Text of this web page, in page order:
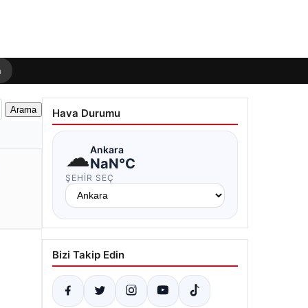
Hava Durumu
☁Ankara
NaN°C
ŞEHIR SEÇ
Bizi Takip Edin